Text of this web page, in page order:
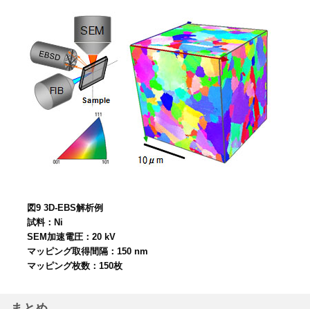
図9 3D-EBS解析例
試料：Ni
SEM加速電圧：20 kV
マッピング取得間隔：150 nm
マッピング枚数：150枚